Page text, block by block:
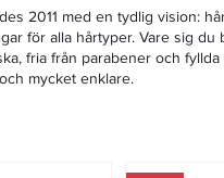
2011 med en tydlig vision:
för alla hårtyper. Vare sig
fria från parabener och
mycket enklare.